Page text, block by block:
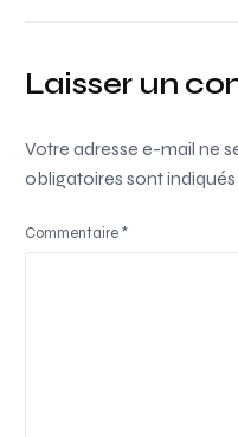
Laisser un
Votre adresse e-mail ne
obligatoires sont
Commentaire*